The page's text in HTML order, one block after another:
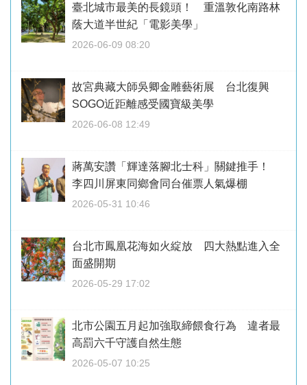
臺北城市最美的長鏡頭！ 重溫敦化南路林
蔭大道半世紀「電影美學」
2026-06-09 08:20
故宮典藏大師吳卿金雕藝術展 台北復興
SOGO近距離感受國寶級美學
2026-06-08 12:49
蔣萬安讚「輝達落腳北士科」關鍵推手！
李四川屏東同鄉會同台催票人氣爆棚
2026-05-31 10:46
台北市鳳凰花海如火綻放 四大熱點進入全
面盛開期
2026-05-29 17:02
北市公園五月起加強取締餵食行為 違者最
高罰六千守護自然生態
2026-05-07 10:25